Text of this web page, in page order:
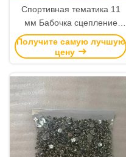
Спортивная тематика 11
мм Бабочка сцепление
Задний штифт с 4,5 мм
лапель штиф сцепление в
Получите самую лучшую
цену